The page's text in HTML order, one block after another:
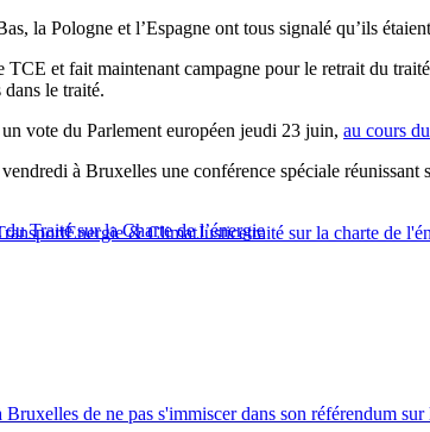
la Pologne et l’Espagne ont tous signalé qu’ils
et fait maintenant campagne pour le retrait du
le traité.
vote du Parlement européen jeudi 23 juin, au cours
à Bruxelles une conférence spéciale
Traité sur la Charte de l’énergie
Energie & ClimatJusticetraité sur la charte de
de ne pas s'immiscer dans son référendum